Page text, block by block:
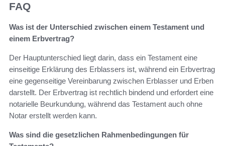
FAQ
Was ist der Unterschied zwischen einem Testament und
einem Erbvertrag?
Der Hauptunterschied liegt darin, dass ein Testament eine
einseitige Erklärung des Erblassers ist, während ein Erbvertrag
eine gegenseitige Vereinbarung zwischen Erblasser und Erben
darstellt. Der Erbvertrag ist rechtlich bindend und erfordert eine
notarielle Beurkundung, während das Testament auch ohne
Notar erstellt werden kann.
Was sind die gesetzlichen Rahmenbedingungen für